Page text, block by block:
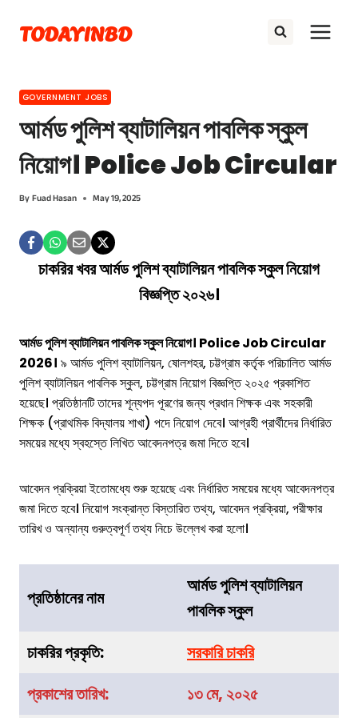
content
TODAYINBD
GOVERNMENT JOBS
আর্মড পুলিশ ব্যাটালিয়ন পাবলিক স্কুল
নিয়োগ। Police Job Circular
ByFuad Hasan May 19, 2025
চাকরির খবরআর্মড পুলিশ ব্যাটালিয়ন পাবলিক স্কুলনিয়োগ
বিজ্ঞপ্তি ২০২৬।
আর্মড পুলিশ ব্যাটালিয়ন পাবলিক স্কুল নিয়োগ। Police Job Circular
2026। ৯ আর্মড পুলিশ ব্যাটালিয়ন, ষোলশহর, চট্টগ্রাম কর্তৃক পরিচালিত আর্মড
পুলিশ ব্যাটালিয়ন পাবলিক স্কুল, চট্টগ্রাম নিয়োগ বিজ্ঞপ্তি ২০২৫ প্রকাশিত
হয়েছে। প্রতিষ্ঠানটি তাদের শূন্যপদ পূরণের জন্য প্রধান শিক্ষক এবং সহকারী
শিক্ষক (প্রাথমিক বিদ্যালয় শাখা) পদে নিয়োগ দেবে। আগ্রহী প্রার্থীদের নির্ধারিত
সময়ের মধ্যে স্বহস্তে লিখিত আবেদনপত্র জমা দিতে হবে।
আবেদন প্রক্রিয়া ইতোমধ্যে শুরু হয়েছে এবং নির্ধারিত সময়ের মধ্যে আবেদনপত্র
জমা দিতে হবে। নিয়োগ সংক্রান্ত বিস্তারিত তথ্য, আবেদন প্রক্রিয়া, পরীক্ষার
তারিখ ও অন্যান্য গুরুত্বপূর্ণ তথ্য নিচে উল্লেখ করা হলো।
প্রতিষ্ঠানের নাম
আর্মড পুলিশ ব্যাটালিয়ন
পাবলিক স্কুল
চাকরিরপ্রকৃতি:
সরকারি চাকরি
প্রকাশের তারিখ:
১৩ মে, ২০২৫